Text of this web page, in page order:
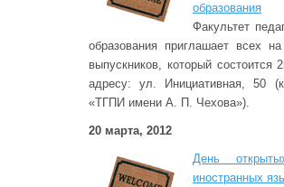
образования
Факультет
образования приглашает всех
выпускников, который
адресу: ул. Инициативная, 50
«ТГПИ имени А. П. Чехова»).
20 марта, 2012
День
иностранных